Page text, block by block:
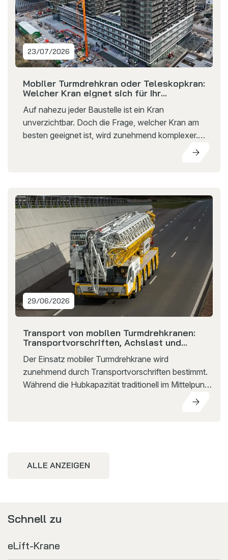
23/07/2026
Mobiler Turmdrehkran oder Teleskopkran:
Welcher Kran eignet sich für Ihr
Auf nahezu jeder Baustelle ist ein Kran
unverzichtbar. Doch die Frage, welcher Kran am
besten geeignet ist, wird zunehmend komplexer.
29/06/2026
Transport von mobilen Turmdrehkranen:
Transportvorschriften, Achslast und
Der Einsatz mobiler Turmdrehkrane wird
zunehmend durch Transportvorschriften bestimmt.
Während die Hubkapazität traditionell im Mittelpunkt
ALLE ANZEIGEN
Schnell zu
eLift-Krane